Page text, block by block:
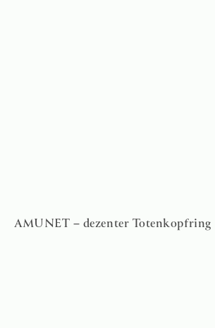
AMUNET – dezenter Totenkopfring